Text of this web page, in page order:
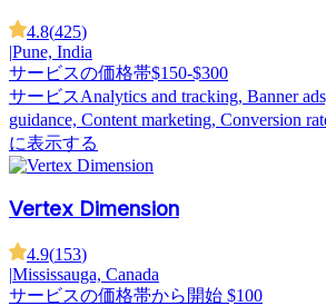
4.8(425)
|Pune, India
サービスの価格帯$150-$300
サービスAnalytics and tracking, Banner
guidance, Content marketing, Conversion
に表示する
Vertex Dimension
4.9(153)
|Mississauga, Canada
サービスの価格帯から開始 $100